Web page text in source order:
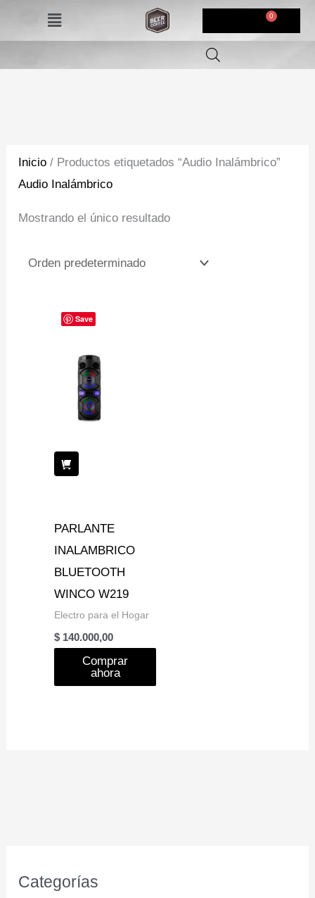
Menú
Categorías
Inicio / Productos etiquetados “Audio Inalámbrico”
Audio Inalámbrico
Mostrando el único resultado
Save
PARLANTE
INALAMBRICO
BLUETOOTH
WINCO W219
Electro para el Hogar
$ 140.000,00
Comprar
ahora